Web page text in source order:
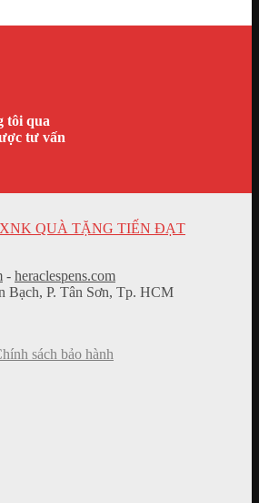
tôi qua
tư vấn
QUÀ TẶNG TIẾN ĐẠT
- heraclespens.com
Bạch, P. Tân Sơn, Tp. HCM
sách bảo hành